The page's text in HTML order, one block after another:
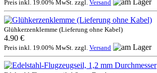
Preis inkl. 19.00% MwSt. zzgl. Versand
Glühkerzenklemme (Lieferung ohne Kabel)
4.90 €
Preis inkl. 19.00% MwSt. zzgl. Versand